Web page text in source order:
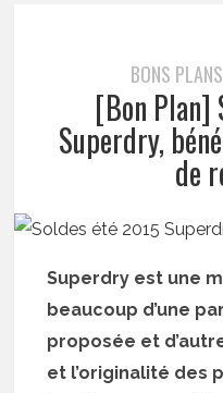
BONS
[Bon Plan]
Superdry,
de
Superdry est une
beaucoup d’une
proposée et
et l’originalité des